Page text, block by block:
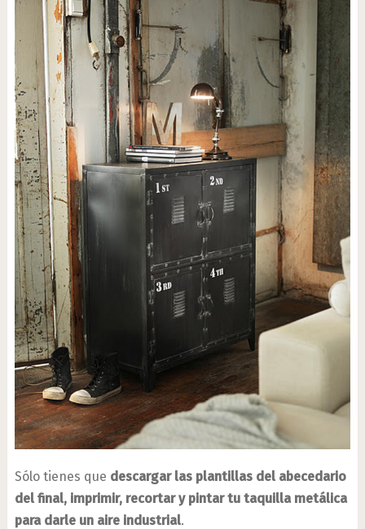
Sólo tienes que descargar las plantillas del abecedario
del final, imprimir, recortar y pintar tu taquilla metálica
para darle un aire industrial.